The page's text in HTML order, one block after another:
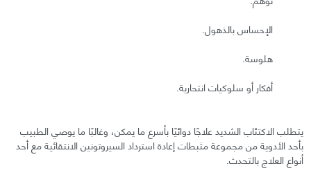
الإحساس بالذهول.
هلوسة.
أفكار أو سلوكيات انتحارية.
يتطلب الاكتئاب الشديد علاجًا دوائيًا بأسرع ما يمكن، وغالبًا ما يوصي الطبيب
بأحد الأدوية من مجموعة مثبطات إعادة استرداد السيروتونين الانتقائية مع أحد
أنواع العلاج بالتحدث.